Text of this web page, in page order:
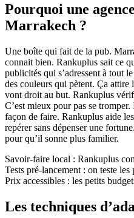
Pourquoi une
Marrakech ?
Une boîte qui fait de la pub.
connait bien. Rankuplus sait ce
publicités qui s’adressent à tout
des couleurs qui pètent. Ça attire
vont droit au but. Rankuplus
C’est mieux pour pas se
façon de faire. Rankuplus aide
repérer sans dépenser une
pour qu’il sonne plus familier.
Savoir-faire local : Rankuplus
Tests pré-lancement : on teste
Prix accessibles : les petits
Les techniques